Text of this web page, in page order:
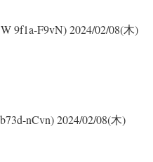
9f1a-F9vN)2024/02/08(木)
nCvn)2024/02/08(木)